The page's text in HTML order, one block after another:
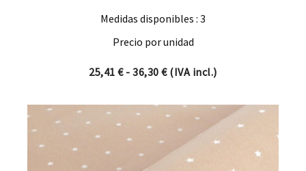
Medidas disponibles : 3
Precio por unidad
25,41€ - 36,30€Rango de precios: desde
(IVA incl.)